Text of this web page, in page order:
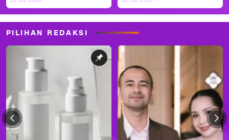
PILIHAN REDAKSI